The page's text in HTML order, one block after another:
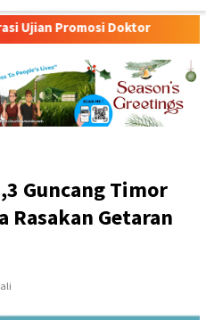
Doktor Transformasi
Guncang Timor
Rasakan Getaran